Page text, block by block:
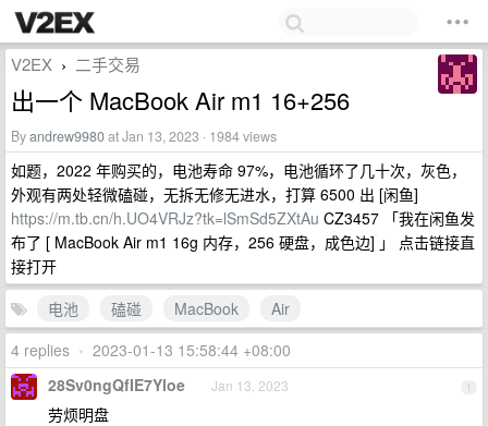
V2EX › 二手交易
出一个 MacBook Air m1 16+256
Byandrew9980at Jan 13, 2023 · 1984 views
如题，2022 年购买的，电池寿命 97%，电池循环了几十次，灰色，
外观有两处轻微磕碰，无拆无修无进水，打算 6500 出 [闲鱼]
https://m.tb.cn/h.UO4VRJz?tk=lSmSd5ZXtAu CZ3457 「我在闲鱼发
布了 [ MacBook Air m1 16g 内存，256 硬盘，成色边] 」 点击链接直
接打开
电池
磕碰 MacBook
Air
4 replies • 2023-01-13 15:58:44 +08:00
1
28Sv0ngQfIE7Yloe Jan 13, 2023
劳烦明盘